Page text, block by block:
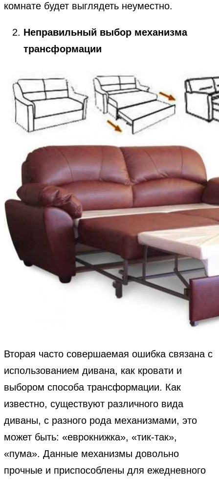
комнате будет выглядеть неуместно.
Неправильный выбор механизма
трансформации
Вторая часто совершаемая ошибка связана с
использованием дивана, как кровати и
выбором способа трансформации. Как
известно, существуют различного вида
диваны, с разного рода механизмами, это
может быть: «еврокнижка», «тик-так»,
«пума». Данные механизмы довольно
прочные и приспособлены для ежедневного